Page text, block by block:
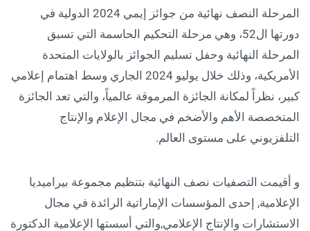
المرحلة النصف نهائية من جوائز إيمي 2024 الدولية في
دورتها ال52، وهي مرحلة التحكيم الحاسمة التي تسبق
المرحلة النهائية وحفل تسليم الجوائز بالولايات المتحدة
الأمريكية، وذلك خلال يوليو 2024 الجاري وسط اهتمام إعلامي
كبير، نظراً لمكانة الجائزة المرموقة عالمياً، والتي تعد الجائزة
المتخصصة الأهم والأضخم في مجال الإعلام والإنتاج
التلفزيوني على مستوى العالم.
و أقيمت التصفيات نصف النهائية بتنظيم مجموعة بيراميديا
الإعلامية, إحدى المؤسسات الإماراتية الرائدة في مجال
الاستشارات والإنتاج الإعلامي,والتي أسستها الإعلامية الدكتورة